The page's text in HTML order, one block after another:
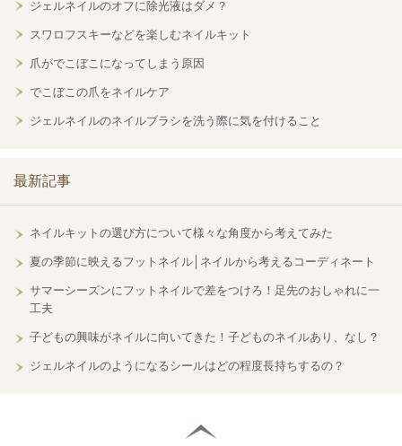
ジェルネイルのオフに除光液はダメ？
スワロフスキーなどを楽しむネイルキット
爪がでこぼこになってしまう原因
でこぼこの爪をネイルケア
ジェルネイルのネイルブラシを洗う際に気を付けること
最新記事
ネイルキットの選び方について様々な角度から考えてみた
夏の季節に映えるフットネイル│ネイルから考えるコーディネート
サマーシーズンにフットネイルで差をつけろ！足先のおしゃれに一
工夫
子どもの興味がネイルに向いてきた！子どものネイルあり、なし？
ジェルネイルのようになるシールはどの程度長持ちするの？